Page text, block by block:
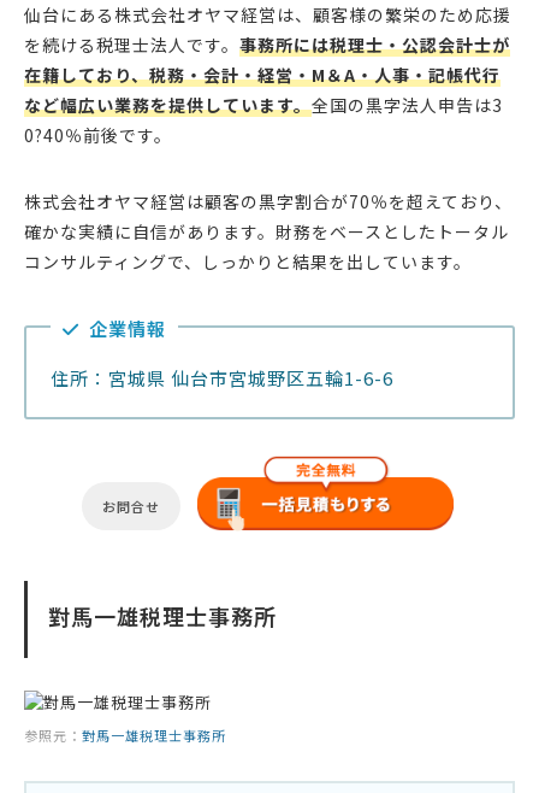
仙台にある株式会社オヤマ経営は、顧客様の繁栄のため応援
を続ける税理士法人です。 事務所には税理士・公認会計士が
在籍しており、税務・会計・経営・M＆A・人事・記帳代行
など幅広い業務を提供しています。全国の黒字法人申告は3
0?40％前後です。
株式会社オヤマ経営は顧客の黒字割合が70％を超えており、
確かな実績に自信があります。財務をベースとしたトータル
コンサルティングで、しっかりと結果を出しています。
企業情報
住所：宮城県 仙台市宮城野区五輪1-6-6
お問合せ
對馬一雄税理士事務所
参照元： 對馬一雄税理士事務所